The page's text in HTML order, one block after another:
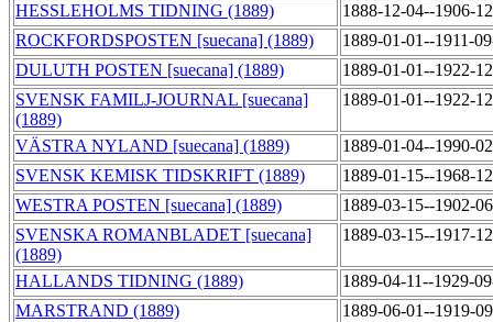
HESSLEHOLMS TIDNING (1889)
1888-12-04--1906-
ROCKFORDSPOSTEN [suecana] (1889)
1889-01-01--1911-
DULUTH POSTEN [suecana] (1889)
1889-01-01--1922-
SVENSK FAMILJ-JOURNAL [suecana]
(1889)
1889-01-01--1922-
VÄSTRA NYLAND [suecana] (1889)
1889-01-04--1990-
SVENSK KEMISK TIDSKRIFT (1889)
1889-01-15--1968-
WESTRA POSTEN [suecana] (1889)
1889-03-15--1902-
SVENSKA ROMANBLADET [suecana]
(1889)
1889-03-15--1917-
HALLANDS TIDNING (1889)
1889-04-11--1929-
MARSTRAND (1889)
1889-06-01--1919-